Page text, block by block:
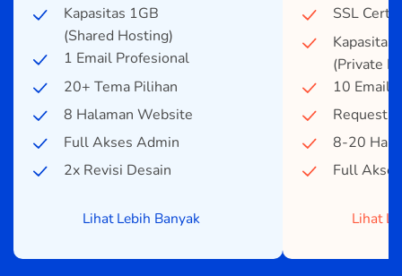
Kapasitas 1GB
(Shared Hosting)
1 Email Profesional
20+ Tema Pilihan
8 Halaman Website
Full Akses Admin
2x Revisi Desain
Lihat Lebih Banyak
SSL
Kapasitas
(Private
10 Email
Request
8-20
Full
Lihat